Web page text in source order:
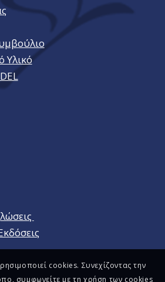
Υλικό
cookies. Συνεχίζοντας την
συμφωνείτε με τη χρήση των cookies